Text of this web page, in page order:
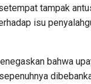
tampak
isu
bahwa